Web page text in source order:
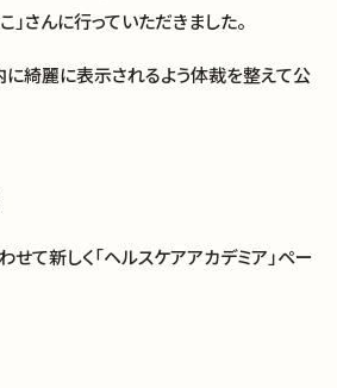
さんに行っていただきました。
綺麗に表示されるよう体裁を整えて公
せて新しく「ヘルスケアアカデミア」ペー